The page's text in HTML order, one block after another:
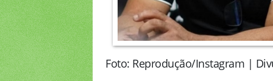
Foto: Reprodução/Instagram |